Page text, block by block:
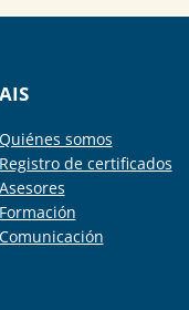
AIS
Quiénes somos
Registro de certificados
Asesores
Formación
Comunicación